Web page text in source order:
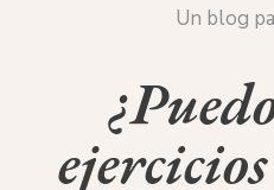
Un blog